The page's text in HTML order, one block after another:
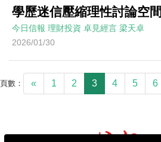
學歷迷信壓縮理性討論空間
今日信報 理財投資 卓見經言 梁天卓
2026/01/30
頁數： « 1 2 3 4 5 6